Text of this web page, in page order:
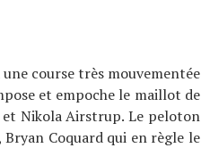
course très mouvementée
et empoche le maillot de
et Nikola Airstrup. Le peloton
Coquard qui en règle le